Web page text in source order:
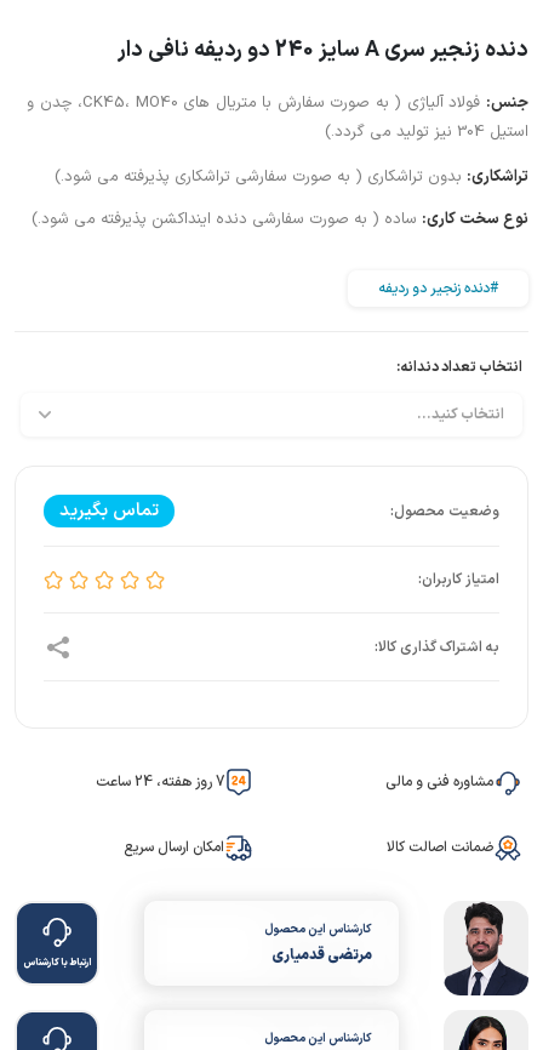
دنده زنجیر سری A سایز 240 دو ردیفه نافی دار
جنس:
فولاد آلیاژی ( به صورت سفارش با متریال های CK45، MO40، چدن و
استیل 304 نیز تولید می گردد.)
تراشکاری: بدون تراشکاری ( به صورت سفارشی تراشکاری پذیرفته می شود.)
نوع سخت کاری: ساده ( به صورت سفارشی دنده اینداکشن پذیرفته می شود.)
#دنده زنجیر دو ردیفه
انتخاب تعداد دندانه:
تماس بگیرید
مشاوره فنی و مالی 7 روز هفته، 24 ساعت
ضمانت اصالت کالا امکان ارسال سریع
کارشناس این محصول
مرتضی قدمیاری ارتباط با کارشناس
کارشناس این محصول